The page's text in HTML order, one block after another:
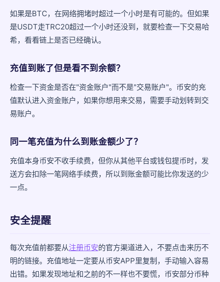
如果是BTC，在网络拥堵时超过一个小时是有可能的。但如果
是USDT走TRC20超过一个小时还没到，就要检查一下交易哈
希，看看链上是否已经确认。
充值到账了但是看不到余额？
检查一下资金是否在"资金账户"而不是"交易账户"。币安的充
值默认进入资金账户，如果你想用来交易，需要手动划转到交
易账户。
同一笔充值为什么到账金额少了？
充值本身币安不收手续费，但你从其他平台或钱包提币时，发
送方会扣除一笔网络手续费，所以到账金额可能比你发送的少
一点。
安全提醒
每次充值前都要从注册币安的官方渠道进入，不要点击来历不
明的链接。充值地址一定要从币安APP里复制，手动输入容易
出错。如果发现地址和之前的不一样也不要慌，币安部分币种